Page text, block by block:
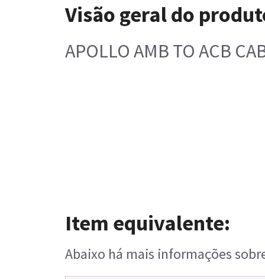
Visão geral do
APOLLO AMB TO ACB
Item equivalente:
Abaixo há mais informações